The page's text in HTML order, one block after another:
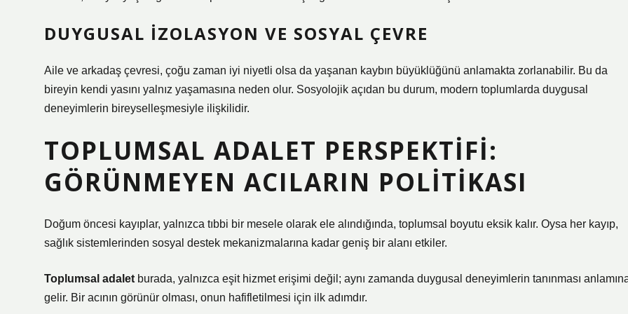
DUYGUSAL IZOLASYON VE SOSYAL ÇEVRE
Aile ve arkadaş çevresi, çoğu zaman iyi niyetli olsa da yaşanan kaybın büyüklüğünü anlamakta zorlanabilir. Bu da
bireyin kendi yasını yalnız yaşamasına neden olur. Sosyolojik açıdan bu durum, modern toplumlarda duygusal
deneyimlerin bireyselleşmesiyle ilişkilidir.
TOPLUMSAL ADALET PERSPEKTIFI:
GÖRÜNMEYEN ACILARIN POLITIKASI
Doğum öncesi kayıplar, yalnızca tıbbi bir mesele olarak ele alındığında, toplumsal boyutu eksik kalır. Oysa her kayıp,
sağlık sistemlerinden sosyal destek mekanizmalarına kadar geniş bir alanı etkiler.
Toplumsal adalet burada, yalnızca eşit hizmet erişimi değil; aynı zamanda duygusal deneyimlerin tanınması
gelir. Bir acının görünür olması, onun hafifletilmesi için ilk adımdır.